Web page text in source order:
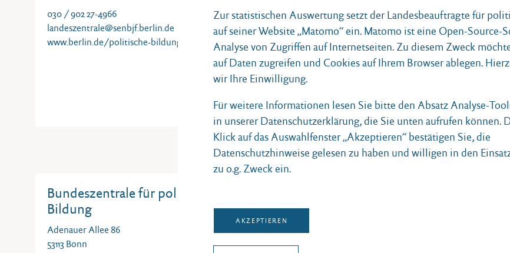
030 / 902 27-4966
landeszentrale@senbjf.berlin.de
www.berlin.de/politische-bildung
DANMARK
+45 74 69 88 19
info@knivsberg.dk
www.knivsberg.dk
Hamburger Chaussee
24220 Flintbek
04347 – 704 780
holstein.de
Bundeszentrale für politische
Bildung
Adenauer Allee 86
53113 Bonn
Welt Schleswig-
Holstein e.V.
Sophienblatt 100
Zur statistischen Auswertung setzt der Landesbeauftragte für
auf seiner Website „Matomo“ ein. Matomo ist eine Open-Source-
Analyse von Zugriffen auf Internetseiten. Zu diesem Zweck
auf Daten zugreifen und Cookies auf Ihrem Browser ablegen.
wir Ihre Einwilligung.
Für weitere Informationen lesen Sie bitte den Absatz Analyse-
in unserer Datenschutzerklärung, die Sie unten aufrufen können.
Klick auf das Auswahlfenster „Akzeptieren“ bestätigen Sie, die
Datenschutzhinweise gelesen zu haben und willigen in den
zu o.g. Zweck ein.
AKZEPTIEREN